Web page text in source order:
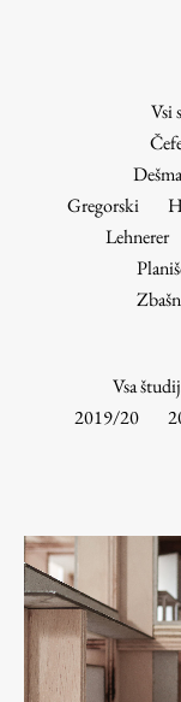
Intranet UL FA
Intranet UL
Osebni portal
Spletni arhiv
Urniki
Študijski
Predmeti
Izbirni moduli
Vpis
Vsi
Gregorski
Lehnerer
Vsa
2019/20